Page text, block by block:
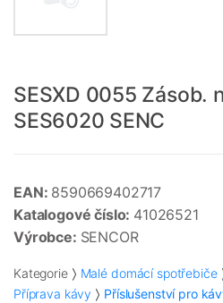
SESXD 0055 Zásob.
SES6020 SENC
EAN: 8590669402717
Katalogové číslo: 41026521
Výrobce: SENCOR
Kategorie Malé domácí spotřebiče
Příprava kávy
Příslušenství pro